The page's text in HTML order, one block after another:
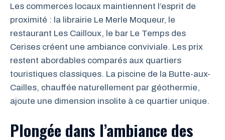
Les commerces locaux maintiennent l’esprit de
proximité : la librairie Le Merle Moqueur, le
restaurant Les Cailloux, le bar Le Temps des
Cerises créent une ambiance conviviale. Les prix
restent abordables comparés aux quartiers
touristiques classiques. La piscine de la Butte-aux-
Cailles, chauffée naturellement par géothermie,
ajoute une dimension insolite à ce quartier unique.
Plongée dans l’ambiance des